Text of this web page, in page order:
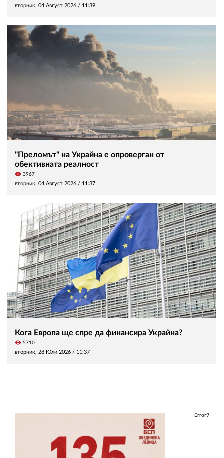
вторник, 04 Август 2026 / 11:39
"Преломът" на Украйна е опроверган от
обективната реалност
visibility 3967
вторник, 04 Август 2026 / 11:37
Кога Европа ще спре да финансира Украйна?
visibility 5710
вторник, 28 Юли 2026 / 11:37
Error9